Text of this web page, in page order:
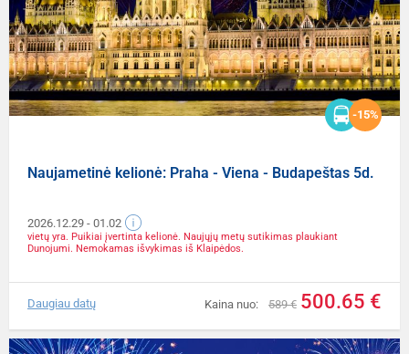
-15%
Naujametinė kelionė: Praha - Viena - Budapeštas 5d.
2026.12.29 - 01.02
vietų yra. Puikiai įvertinta kelionė. Naujųjų metų sutikimas plaukiant
Dunojumi. Nemokamas išvykimas iš Klaipėdos.
Kaina nuo: 589 € 500.65 €
Daugiau datų